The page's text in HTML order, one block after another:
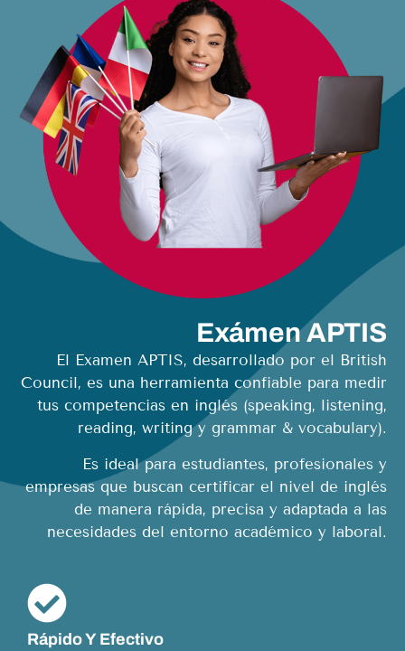
Exámen APTIS
El Examen APTIS, desarrollado por el British
Council, es una herramienta confiable para medir
tus competencias en inglés (speaking, listening,
reading, writing y grammar & vocabulary).
Es ideal para estudiantes, profesionales y
empresas que buscan certificar el nivel de inglés
de manera rápida, precisa y adaptada a las
necesidades del entorno académico y laboral.
Rápido Y Efectivo